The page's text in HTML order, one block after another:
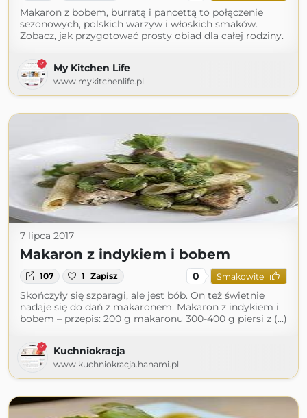
Makaron z bobem, burratą i pancettą to połączenie
sezonowych, polskich warzyw i włoskich smaków.
Zobacz, jak przygotować prosty obiad dla całej rodziny.
My Kitchen Life
www.mykitchenlife.pl
7 lipca 2017
Makaron z indykiem i bobem
107 1 Zapisz 0 Smakowite
Skończyły się szparagi, ale jest bób. On też świetnie
nadaje się do dań z makaronem. Makaron z indykiem i
bobem – przepis: 200 g makaronu 300-400 g piersi z (...)
Kuchniokracja
www.kuchniokracja.hanami.pl